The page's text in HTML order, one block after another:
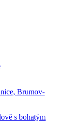
Brumov-
s bohatým